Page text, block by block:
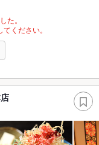
た。
ください。